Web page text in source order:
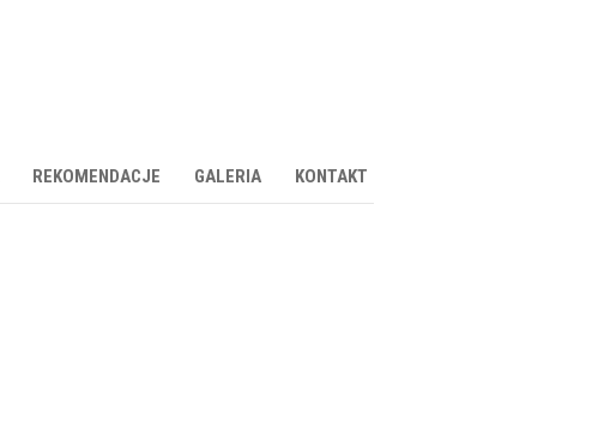
REKOMENDACJE GALERIA KONTAKT